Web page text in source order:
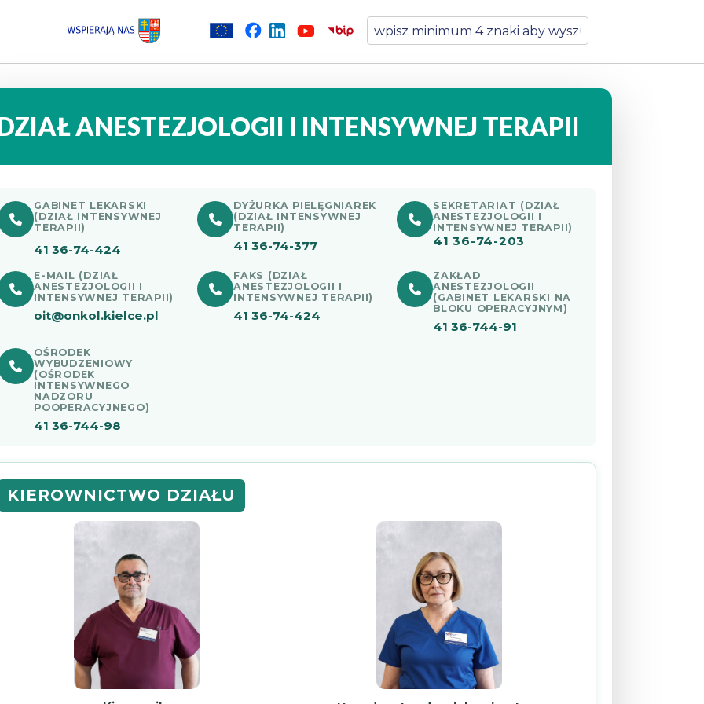
ANESTEZJOLOGII I INTENSYWNEJ TERAPII
GABINET LEKARSKI
(DZIAŁ INTENSYWNEJ
TERAPII)
41 36-74-424
DYŻURKA PIELĘGNIAREK
(DZIAŁ INTENSYWNEJ
TERAPII)
41 36-74-377
SEKRETARIAT (DZIAŁ
ANESTEZJOLOGII I
INTENSYWNEJ TERAPII)
41 36-74-203
E-MAIL (DZIAŁ
ANESTEZJOLOGII I
INTENSYWNEJ TERAPII)
oit@onkol.kielce.pl
FAKS (DZIAŁ
ANESTEZJOLOGII I
INTENSYWNEJ TERAPII)
41 36-74-424
ZAKŁAD
ANESTEZJOLOGII
(GABINET LEKARSKI NA
BLOKU OPERACYJNYM)
41 36-744-91
OŚRODEK
WYBUDZENIOWY
(OŚRODEK
INTENSYWNEGO
NADZORU
POOPERACYJNEGO)
41 36-744-98
KIEROWNICTWO DZIAŁU